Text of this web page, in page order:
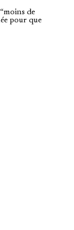
de
pour que